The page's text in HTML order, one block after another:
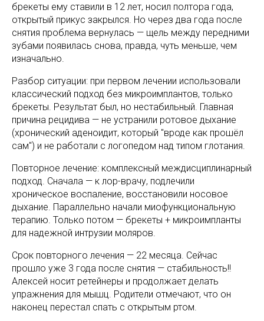
брекеты ему ставили в 12 лет, носил полтора года,
открытый прикус закрылся. Но через два года после
снятия проблема вернулась — щель между передними
зубами появилась снова, правда, чуть меньше, чем
изначально.
Разбор ситуации: при первом лечении использовали
классический подход без микроимплантов, только
брекеты. Результат был, но нестабильный. Главная
причина рецидива — не устранили ротовое дыхание
(хронический аденоидит, который "вроде как прошёл
сам") и не работали с логопедом над типом глотания.
Повторное лечение: комплексный междисциплинарный
подход. Сначала — к лор-врачу, подлечили
хроническое воспаление, восстановили носовое
дыхание. Параллельно начали миофункциональную
терапию. Только потом — брекеты + микроимпланты
для надежной интрузии моляров.
Срок повторного лечения — 22 месяца. Сейчас
прошло уже 3 года после снятия — стабильность!!
Алексей носит ретейнеры и продолжает делать
упражнения для мышц. Родители отмечают, что он
наконец перестал спать с открытым ртом.